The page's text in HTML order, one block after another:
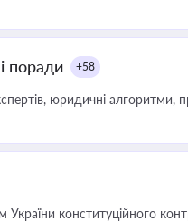
поради +58
юридичні алгоритми,
конституційного